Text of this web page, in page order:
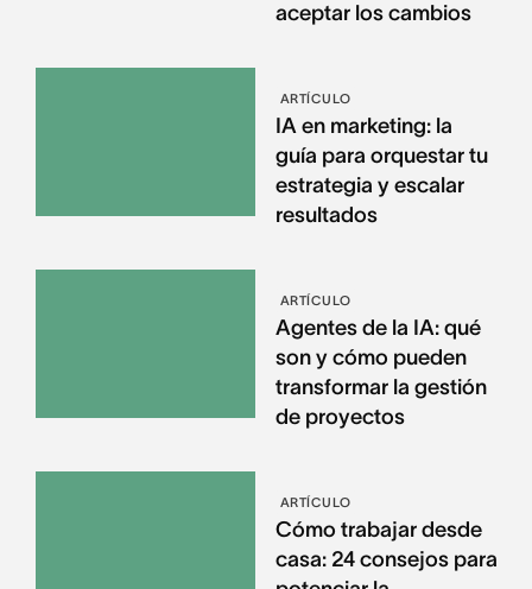
aceptar los cambios
ARTÍCULO
IA en marketing: la
guía para orquestar tu
estrategia y escalar
resultados
ARTÍCULO
Agentes de la IA: qué
son y cómo pueden
transformar la gestión
de proyectos
ARTÍCULO
Cómo trabajar desde
casa: 24 consejos para